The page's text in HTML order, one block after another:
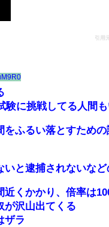
引用
験に挑戦してる人間
ふるい落とすための
と逮捕されないなど
くかかり、倍率は
が沢山出てくる
ザラ